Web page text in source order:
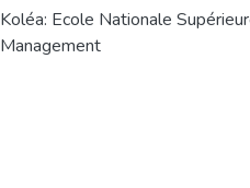
Koléa: Ecole Nationale
Management